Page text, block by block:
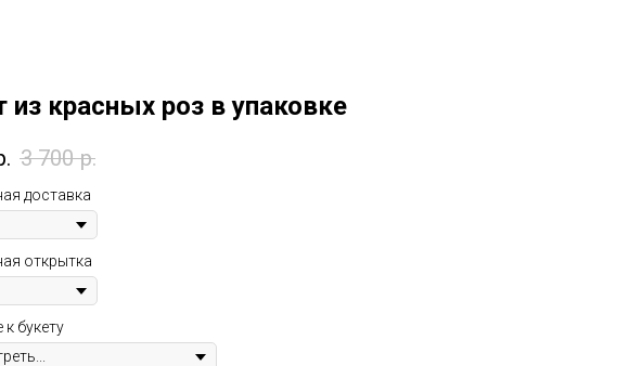
из красных роз в упаковке
3 700 р.
доставка
открытка
букету